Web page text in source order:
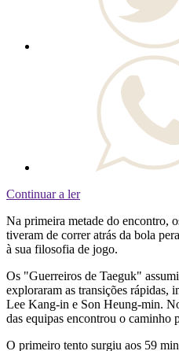
Continuar a ler
Na primeira metade do encontro,
tiveram de correr atrás da bola
à sua filosofia de jogo.
Os "Guerreiros de Taeguk"
exploraram as transições rápidas,
Lee Kang-in e Son Heung-min.
das equipas encontrou o caminho
O primeiro tento surgiu aos 59